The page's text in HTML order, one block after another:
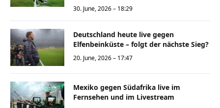
30. June, 2026 – 18:29
Deutschland heute live gegen
Elfenbeinküste – folgt der nächste Sieg?
20. June, 2026 – 17:47
Mexiko gegen Südafrika live im
Fernsehen und im Livestream